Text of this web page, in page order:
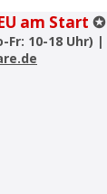
am Start ✪
Fr: 10-18 Uhr) |